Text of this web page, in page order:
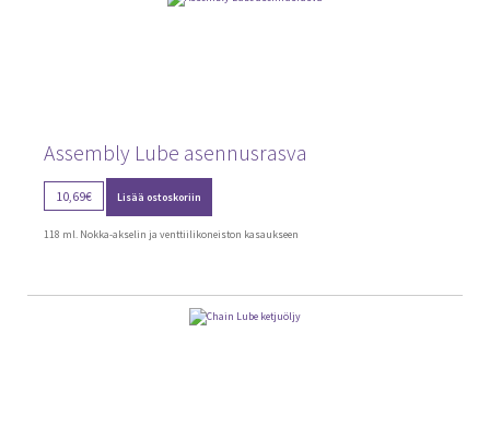
Assembly Lube asennusrasva
10,69€ Lisää ostoskoriin
118 ml. Nokka-akselin ja venttiilikoneiston kasaukseen